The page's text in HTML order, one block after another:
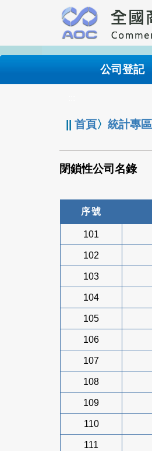
要
內
公司登記
||首頁〉統計專區
閉鎖性公司名錄
序號
101
102
103
104
105
106
107
108
109
110
111